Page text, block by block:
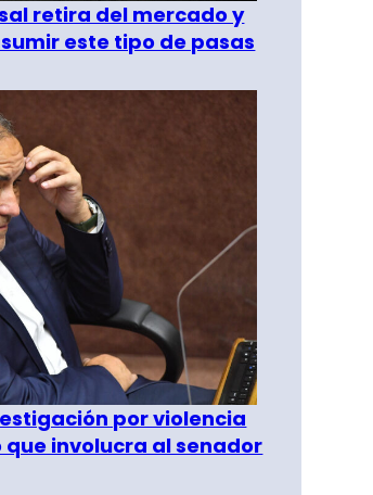
retira del mercado y
este tipo de pasas
por violencia
involucra al senador